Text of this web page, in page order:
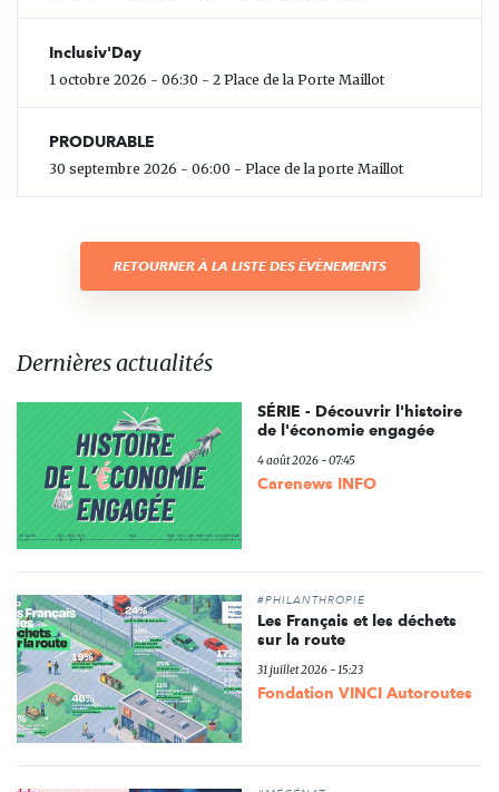
Inclusiv'Day
1 octobre 2026 - 06:30 - 2 Place de la Porte Maillot
PRODURABLE
30 septembre 2026 - 06:00 - Place de la porte Maillot
RETOURNER À LA LISTE DES ÉVÈNEMENTS
Dernières actualités
SÉRIE - Découvrir l'histoire
de l'économie engagée
4 août 2026 - 07:45
Carenews INFO
#PHILANTHROPIE
Les Français et les déchets
sur la route
31 juillet 2026 - 15:23
Fondation VINCI Autoroutes